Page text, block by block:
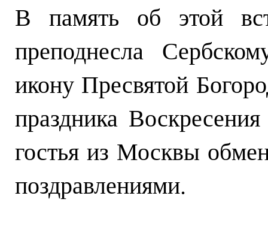
В память об этой
преподнесла
икону Пресвятой
праздника
гостья из Москвы
поздравлениями.